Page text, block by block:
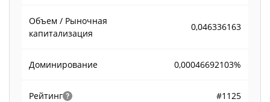
Объем / Рыночная
капитализация
0,046336163
Доминирование 0,00046692103%
Рейтинг #1125